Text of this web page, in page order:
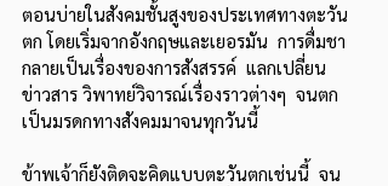
ตอนบ่ายในสังคมชั้นสูงของประเทศทางตะวัน
ตก โดยเริ่มจากอังกฤษและเยอรมัน  การดื่มชา
กลายเป็นเรื่องของการสังสรรค์  แลกเปลี่ยน
ข่าวสาร วิพาทย์วิจารณ์เรื่องราวต่างๆ  จนตก
เป็นมรดกทางสังคมมาจนทุกวันนี้
ข้าพเจ้าก็ยังติดจะคิดแบบตะวันตกเช่นนี้  จน